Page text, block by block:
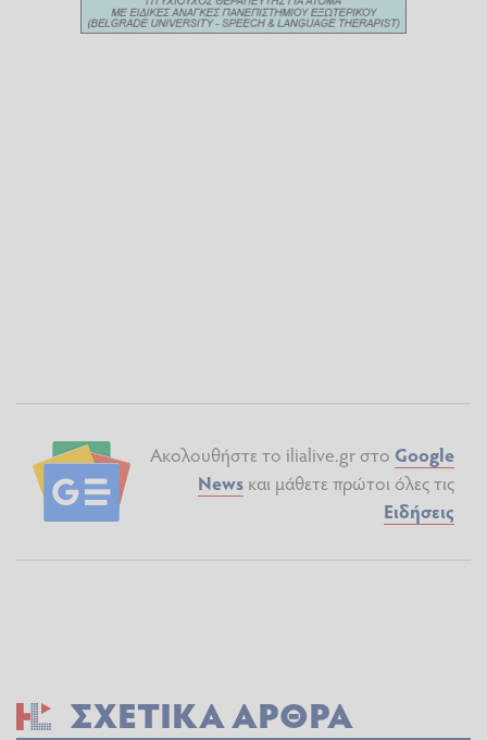
Ακολουθήστε το ilialive.gr στο Google
News και μάθετε πρώτοι όλες τις
Ειδήσεις
ΣΧΕΤΙΚΆ ΆΡΘΡΑ